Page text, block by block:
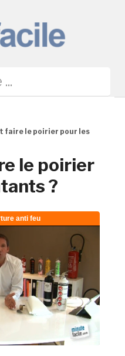
faire le poirier pour les
le poirier
?